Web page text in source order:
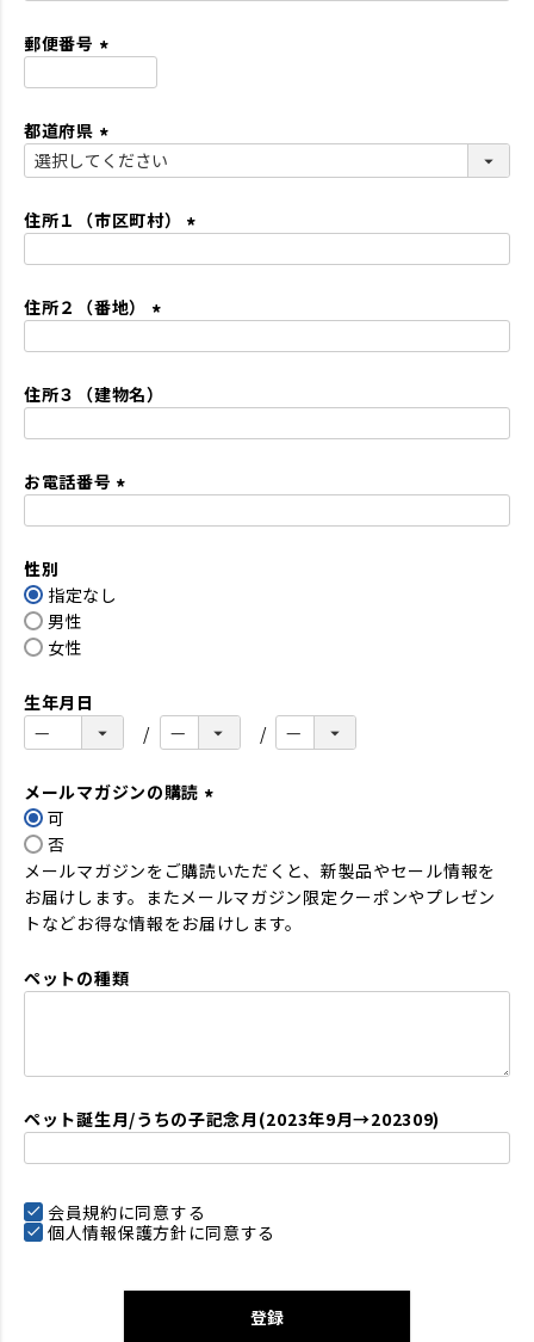
郵便番号
須
)
都道府県
(
須
住所１（市区町村）
住所２（番地）
須
住所３（建物名）
お電話番号
性別
指定なし
男性
女性
生年月日
メールマガジンの購読
須
)
可
否
メールマガジンをご購読いただくと、新製品やセール情報を
お届けします。またメールマガジン限定クーポンやプレゼン
トなどお得な情報をお届けします。
ペットの種類
ペット誕生月/うちの子記念月(2023年9月→202309)
会員規約に同意する
個人情報保護方針 に同意する
登録